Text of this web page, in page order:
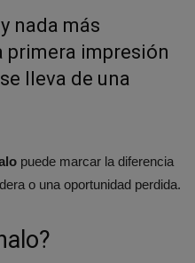
nada más
primera impresión
lleva de una
puede marcar la diferencia
o una oportunidad perdida.